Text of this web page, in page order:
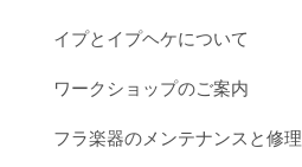
イプとイプヘケについて
ワークショップのご案内
フラ楽器のメンテナンスと修理